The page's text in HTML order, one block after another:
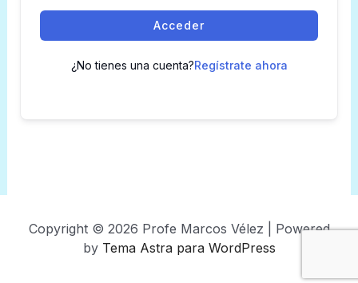
Acceder
¿No tienes una cuenta?Regístrate ahora
Copyright © 2026 Profe Marcos Vélez | Powered
by Tema Astra para WordPress